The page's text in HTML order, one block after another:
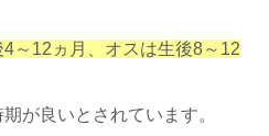
4～12ヵ月、オスは生後8～12
が良いとされています。